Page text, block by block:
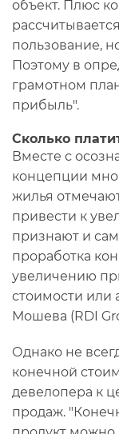
объект. Плюс
пользование,
Поэтому в
грамотном
прибыль".
Сколько
Вместе с
концепции
жилья
привести к
признают и
проработка
увеличению
стоимости или
Мошева (RDI
Однако не
конечной
девелопера к
продаж.